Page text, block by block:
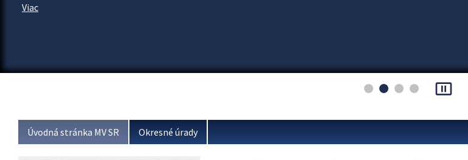
Viac
pause_presentation
Úvodná stránka MV SR Okresné úrady